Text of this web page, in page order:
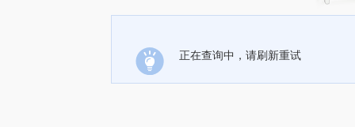
正在查询中，请刷新重试